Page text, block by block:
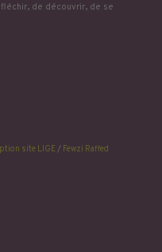
de découvrir, de se
site LIGE/ Fewzi Raffed